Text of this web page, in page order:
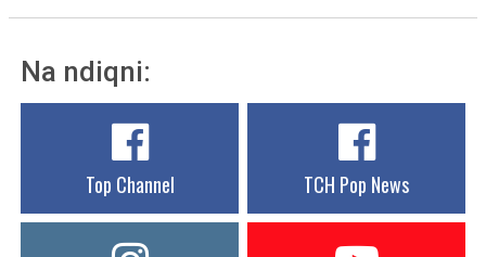
Na ndiqni:
Top Channel TCH Pop News